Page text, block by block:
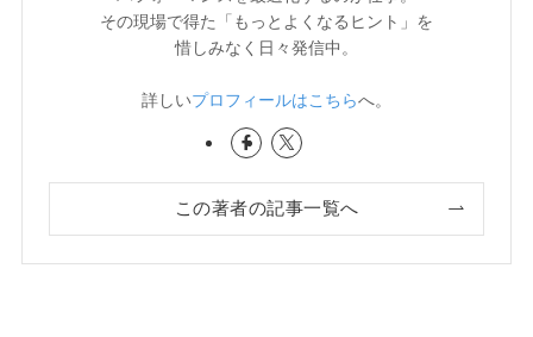
その現場で得た「もっとよくなるヒント」を
惜しみなく日々発信中。
詳しいプロフィールはこちらへ。
この著者の記事一覧へ